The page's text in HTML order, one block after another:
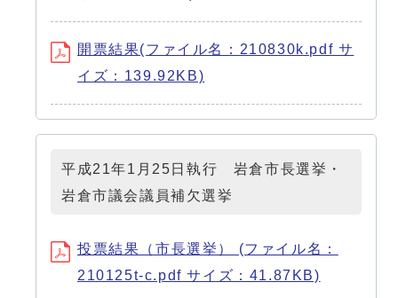
開票結果(ファイル名：210830k.pdf サ
イズ：139.92KB)
平成21年1月25日執行 岩倉市長選挙・
岩倉市議会議員補欠選挙
投票結果（市長選挙） (ファイル名：
210125t-c.pdf サイズ：41.87KB)